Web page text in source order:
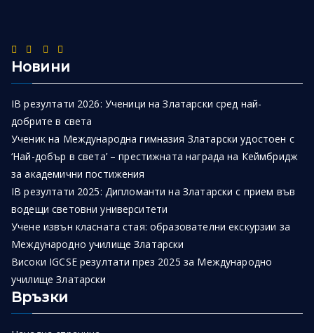
Новини
IB резултати 2026: Ученици на Златарски сред най-
добрите в света
Ученик на Международна гимназия Златарски удостоен с
‘Най-добър в света’ – престижната награда на Кеймбридж
за академични постижения
IB резултати 2025: Дипломанти на Златарски с прием във
водещи световни университети
Учене извън класната стая: образователни екскурзии за
Международно училище Златарски
Високи IGCSE резултати през 2025 за Международно
училище Златарски
Връзки